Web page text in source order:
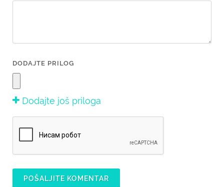
DODAJTE PRILOG
Dodajte još priloga
POŠALJITE KOMENTAR